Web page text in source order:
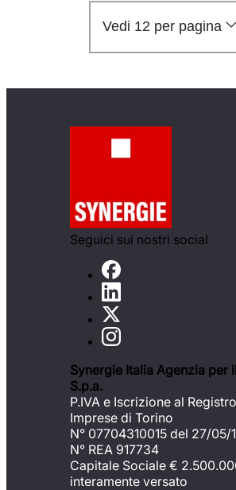
Vedi 12 per pagina
Seguici sui nostri social
Synergie Italia Agenzia per
S.p.a.
P.IVA e Iscrizione al
Imprese di Torino
N° 07704310015 del 27/05/
N° REA 917734
Capitale Sociale €
interamente versato